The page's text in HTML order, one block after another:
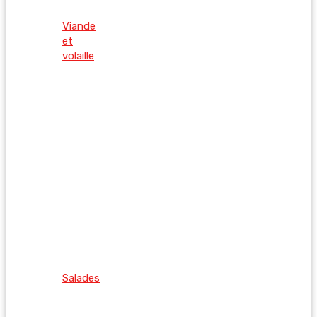
Viande
et
volaille
Salades